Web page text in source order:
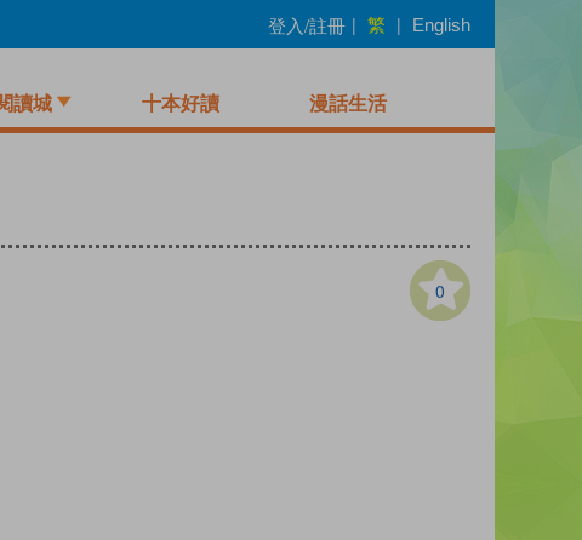
登入/註冊 | 繁 | English
讀城 十本好讀 漫話生活
0